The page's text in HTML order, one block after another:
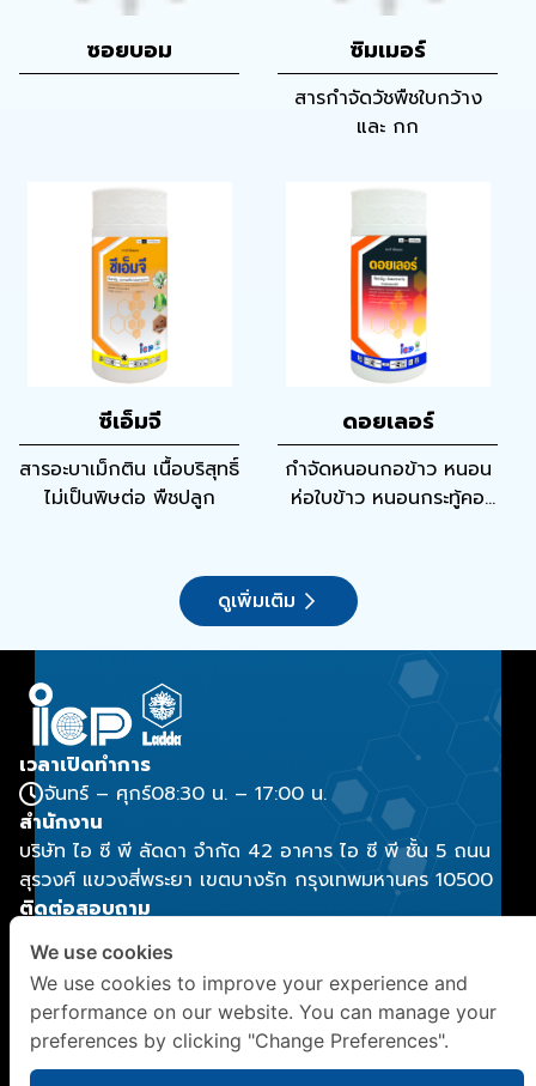
ซอยบอม ซิมเมอร์
สารกำจัดวัชพืชใบกว้าง
และ กก
ซีเอ็มจี
สารอะบาเม็กติน เนื้อบริสุทธิ์
ไม่เป็นพิษต่อ พืชปลูก
ดอยเลอร์
กำจัดหนอนกอข้าว หนอน
ห่อใบข้าว หนอนกระทู้คอ
ดูเพิ่มเติม
เวลาเปิดทำการ
จันทร์ – ศุกร์08:30 น. – 17:00 น.
สำนักงาน
บริษัท ไอ ซี พี ลัดดา จำกัด 42 อาคาร ไอ ซี พี ชั้น 5 ถนน
สุรวงศ์ แขวงสี่พระยา เขตบางรัก กรุงเทพมหานคร 10500
ติดต่อสอบถาม
(+66) 2029 9888
contact@icpladda.com
โซเชี่ยลมีเดีย
We use cookies
We use cookies to improve your experience and
performance on our website. You can manage your
preferences by clicking "Change Preferences".